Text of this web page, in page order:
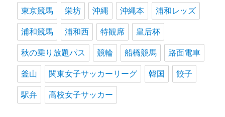
東京競馬 栄坊 沖縄 沖縄本 浦和レッズ
浦和競馬 浦和西 特観席 皇后杯
秋の乗り放題パス 競輪 船橋競馬 路面電車
釜山 関東女子サッカーリーグ 韓国 餃子
駅弁 高校女子サッカー